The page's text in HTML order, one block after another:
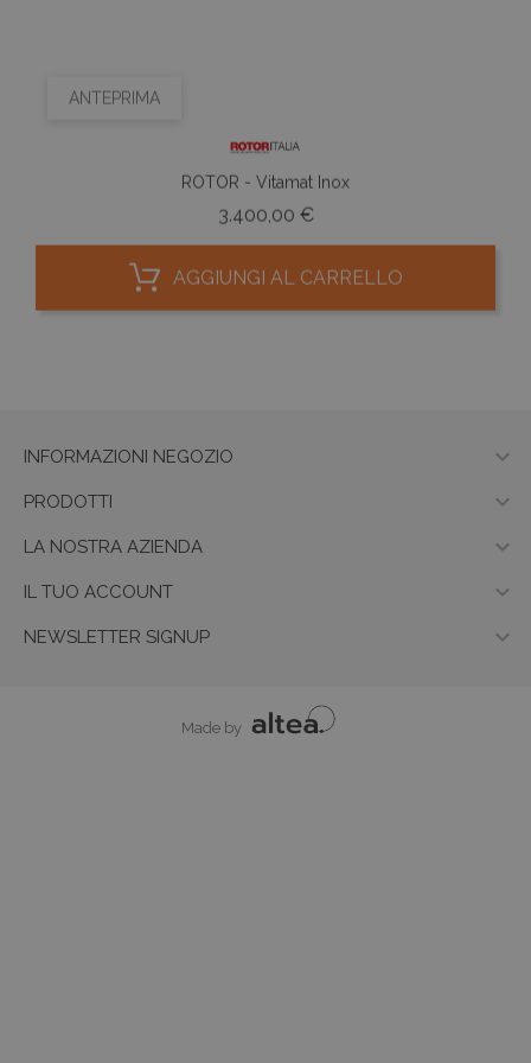
ANTEPRIMA
ROTOR - Vitamat Inox
3.400,00 €Prezzo
AGGIUNGI AL CARRELLO
INFORMAZIONI NEGOZIO 
PRODOTTI 
LA NOSTRA AZIENDA 
IL TUO ACCOUNT 
NEWSLETTER SIGNUP 
Made by